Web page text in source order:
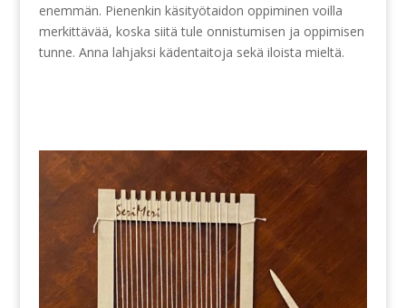
enemmän. Pienenkin käsityötaidon oppiminen voilla
merkittävää, koska siitä tule onnistumisen ja oppimisen
tunne. Anna lahjaksi kädentaitoja sekä iloista mieltä.